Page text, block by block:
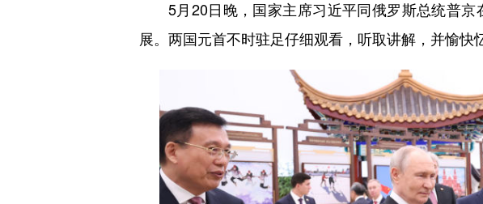
5月20日晚，国家主席习近平同俄罗斯总统普京
展。两国元首不时驻足仔细观看，听取讲解，并愉快